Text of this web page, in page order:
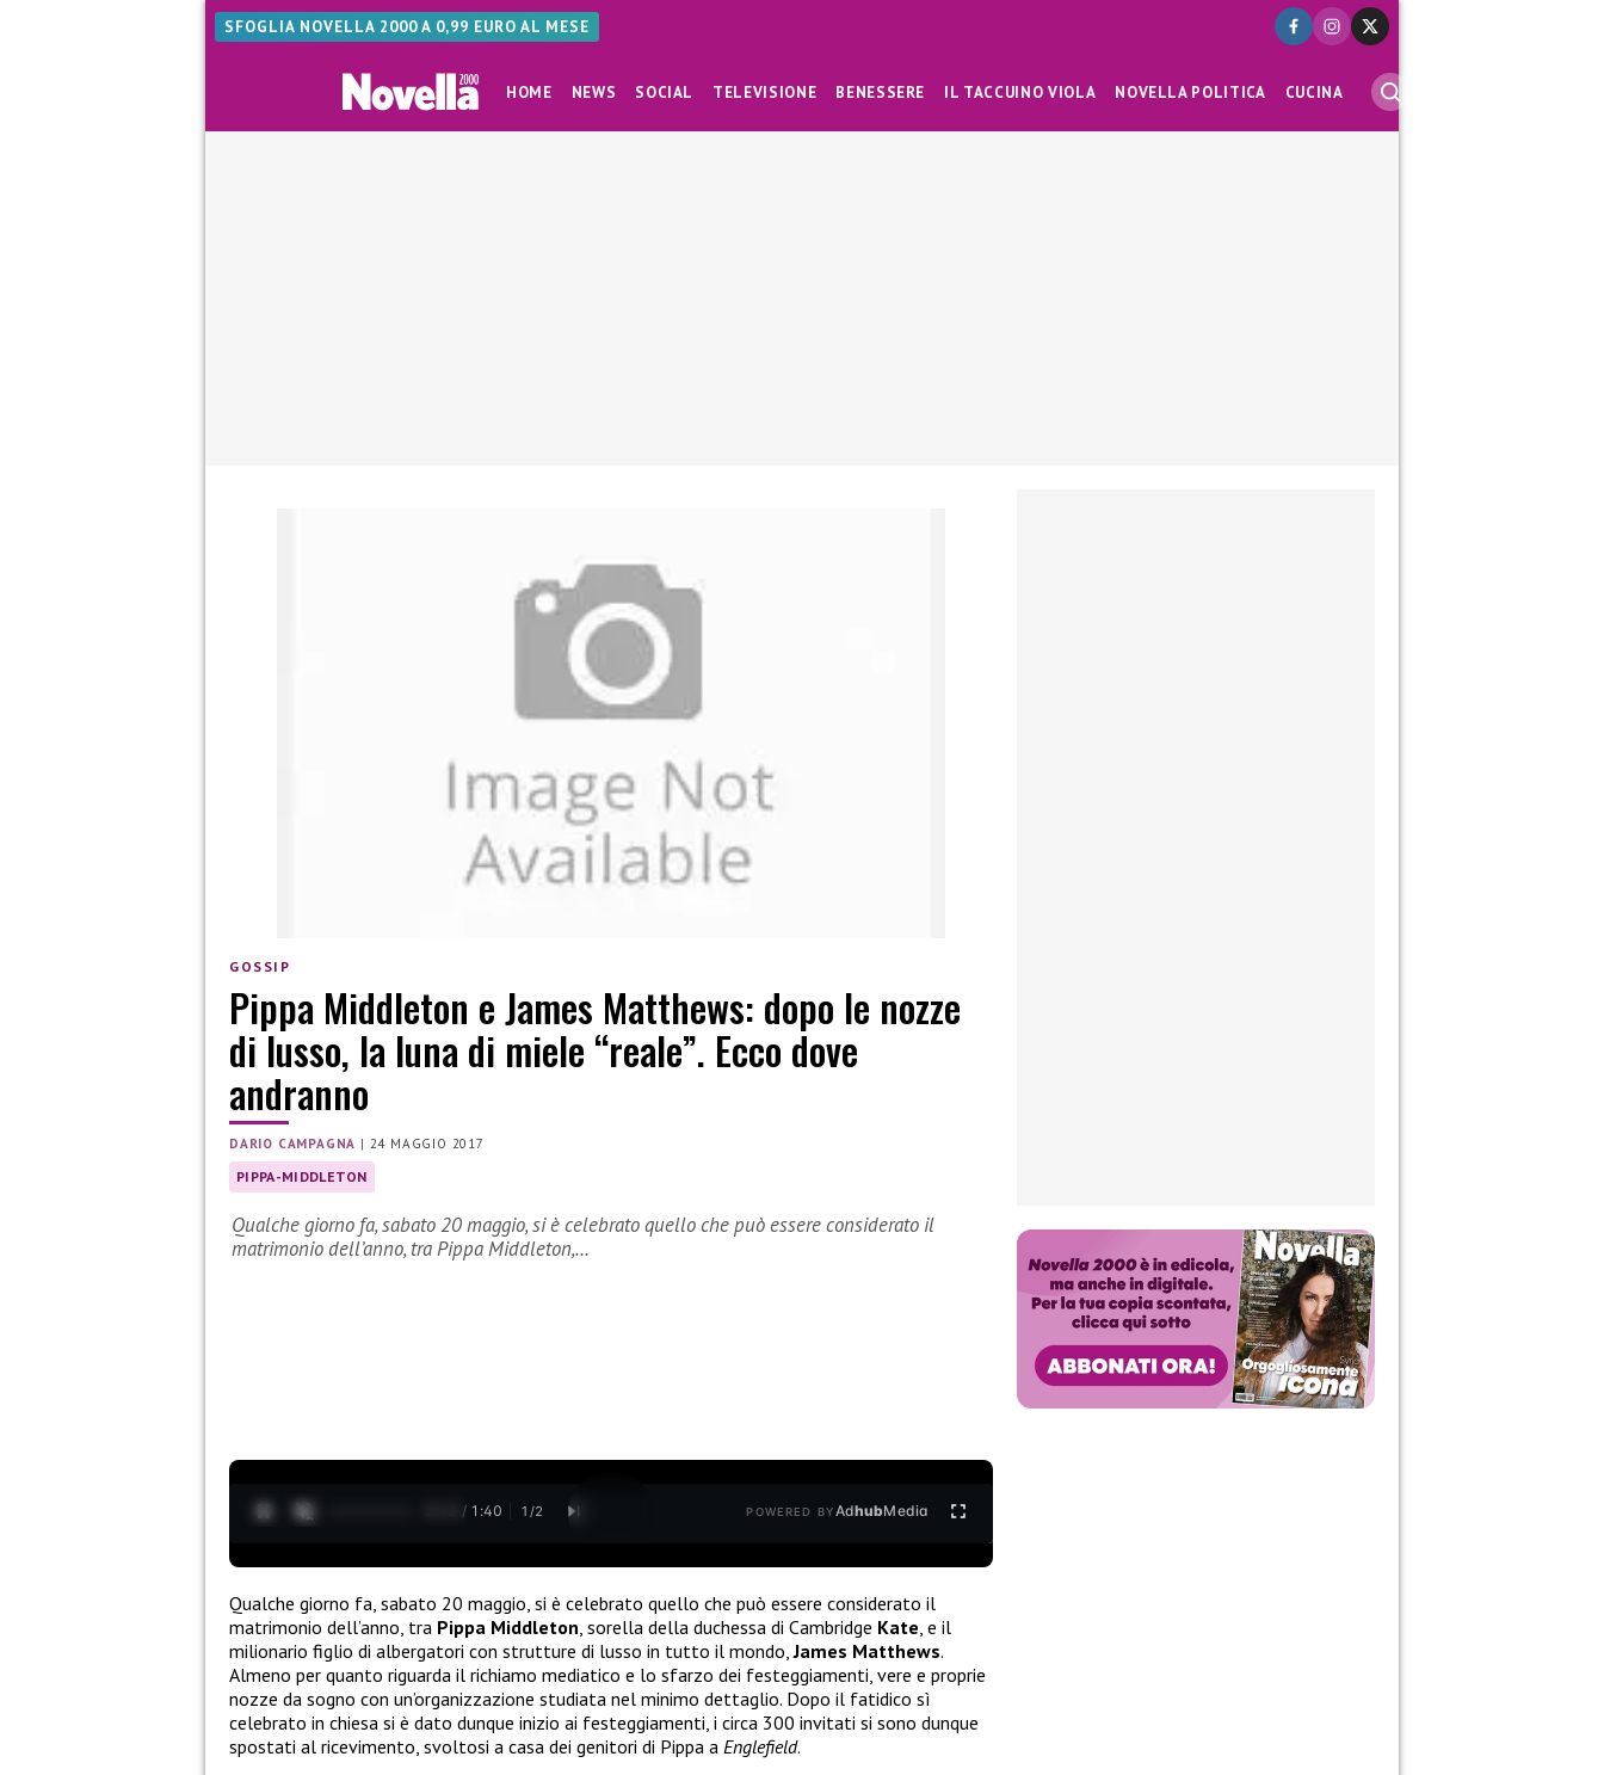
SFOGLIA NOVELLA 2000 A 0,99 EURO AL MESE
HOME NEWS SOCIAL TELEVISIONE BENESSERE IL TACCUINO VIOLA NOVELLA POLITICA CUCINA
GOSSIP
Pippa Middleton e James Matthews: dopo le nozze
di lusso, la luna di miele “reale”. Ecco dove
andranno
DARIO CAMPAGNA | 24 MAGGIO 2017
PIPPA-MIDDLETON
Qualche giorno fa, sabato 20 maggio, si è celebrato quello che può essere considerato il
matrimonio dell’anno, tra Pippa Middleton,…
0:13 / 1:40 1 /2 POWERED BYAdhubMedia
Qualche giorno fa, sabato 20 maggio, si è celebrato quello che può essere considerato il
matrimonio dell’anno, tra Pippa Middleton , sorella della duchessa di Cambridge Kate , e il
milionario figlio di albergatori con strutture di lusso in tutto il mondo,James Matthews.
Almeno per quanto riguarda il richiamo mediatico e lo sfarzo dei festeggiamenti, vere e proprie
nozze da sogno con un’organizzazione studiata nel minimo dettaglio. Dopo il fatidico sì
celebrato in chiesa si è dato dunque inizio ai festeggiamenti, i circa 300 invitati si sono dunque
spostati al ricevimento, svoltosi a casa dei genitori di Pippa a Englefield.